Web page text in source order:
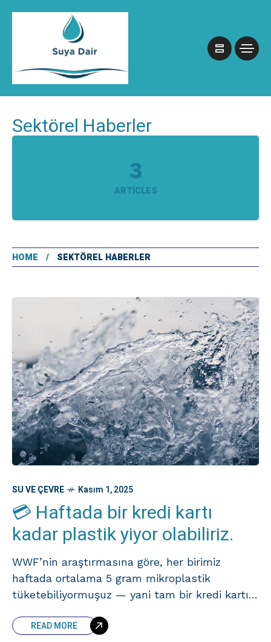
Sektörel Haberler
3
ARTICLES
HOME SEKTÖREL HABERLER
SU VE ÇEVRE Kasım 1, 2025
💳 Haftada bir kredi kartı
kadar plastik yiyor olabiliriz.
WWF’nin araştırmasına göre, her birimiz
haftada ortalama 5 gram mikroplastik
tüketebiliyormuşuz — yani tam bir kredi kartı
kaçmak neredeyse imkânsız. Bu sadece çevre
READ MORE